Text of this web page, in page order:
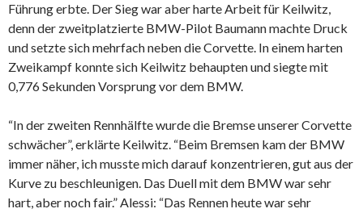
Führung erbte. Der Sieg war aber harte Arbeit für Keilwitz,
denn der zweitplatzierte BMW-Pilot Baumann machte Druck
und setzte sich mehrfach neben die Corvette. In einem harten
Zweikampf konnte sich Keilwitz behaupten und siegte mit
0,776 Sekunden Vorsprung vor dem BMW.
“In der zweiten Rennhälfte wurde die Bremse unserer Corvette
schwächer”, erklärte Keilwitz. “Beim Bremsen kam der BMW
immer näher, ich musste mich darauf konzentrieren, gut aus der
Kurve zu beschleunigen. Das Duell mit dem BMW war sehr
hart, aber noch fair.” Alessi: “Das Rennen heute war sehr